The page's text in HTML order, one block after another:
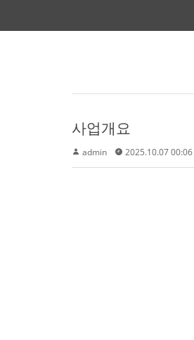
사업개요
admin 2025.10.07 00:06